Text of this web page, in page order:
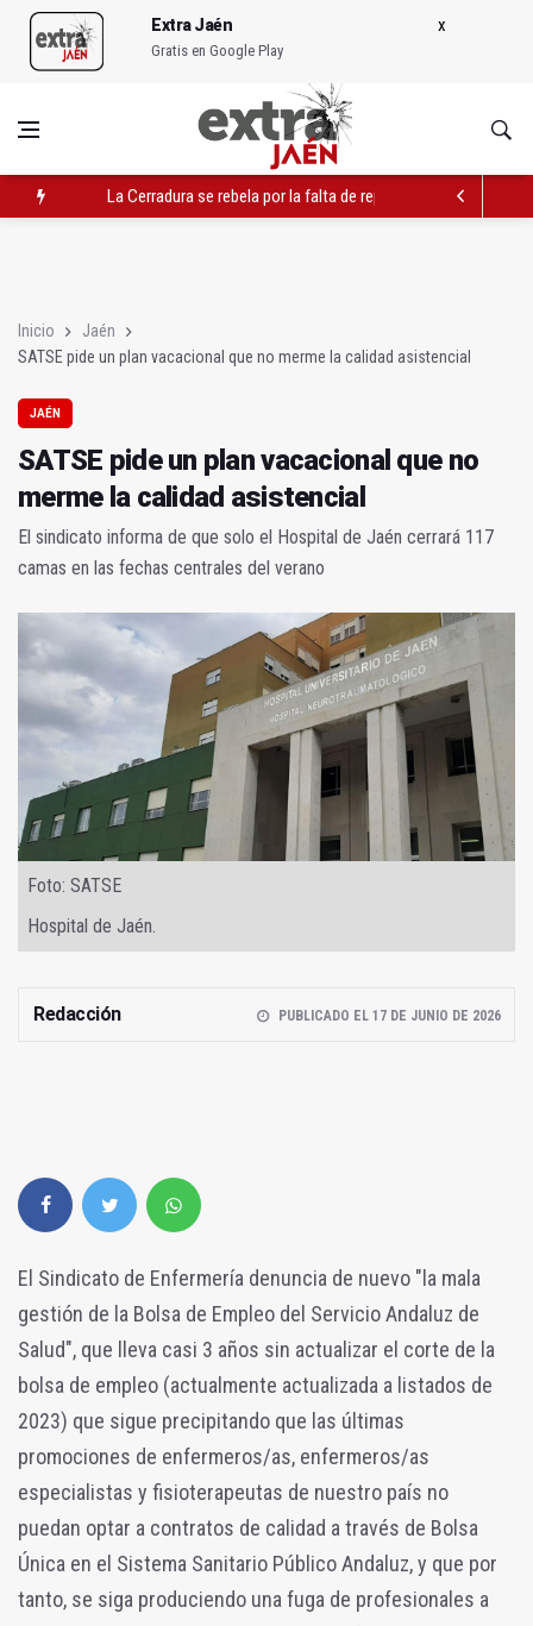
Extra Jaén
Gratis en Google Play
La Cerradura se rebela por la falta de reparto de correo postal
Inicio
Jaén
SATSE pide un plan vacacional que no merme la calidad asistencial
JAÉN
SATSE pide un plan vacacional que no
merme la calidad asistencial
El sindicato informa de que solo el Hospital de Jaén cerrará 117
camas en las fechas centrales del verano
Foto: SATSE
Hospital de Jaén.
Redacción PUBLICADO EL 17 DE JUNIO DE 2026
El Sindicato de Enfermería denuncia de nuevo "la mala
gestión de la Bolsa de Empleo del Servicio Andaluz de
Salud", que lleva casi 3 años sin actualizar el corte de la
bolsa de empleo (actualmente actualizada a listados de
2023) que sigue precipitando que las últimas
promociones de enfermeros/as, enfermeros/as
especialistas y fisioterapeutas de nuestro país no
puedan optar a contratos de calidad a través de Bolsa
Única en el Sistema Sanitario Público Andaluz, y que por
tanto, se siga produciendo una fuga de profesionales a